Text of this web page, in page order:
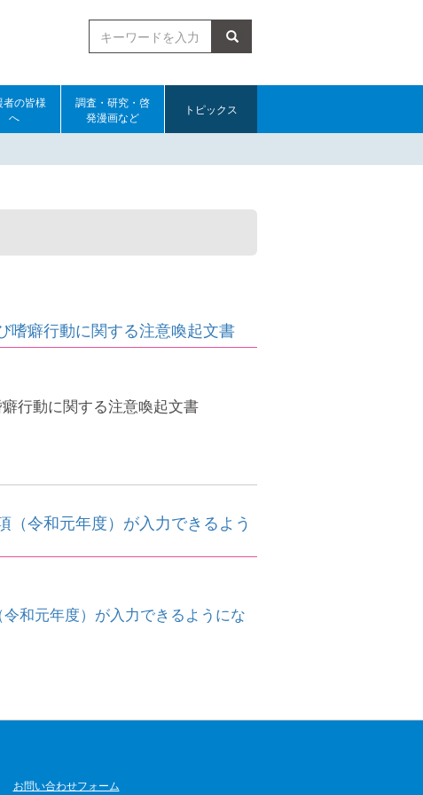
検索
者の皆様
へ
調査・研究・啓
発漫画など
トピックス
嗜癖行動に関する注意喚起文書
行動に関する注意喚起文書
令和元年度）が入力できるよう
和元年度）が入力できるようにな
お問い合わせフォーム